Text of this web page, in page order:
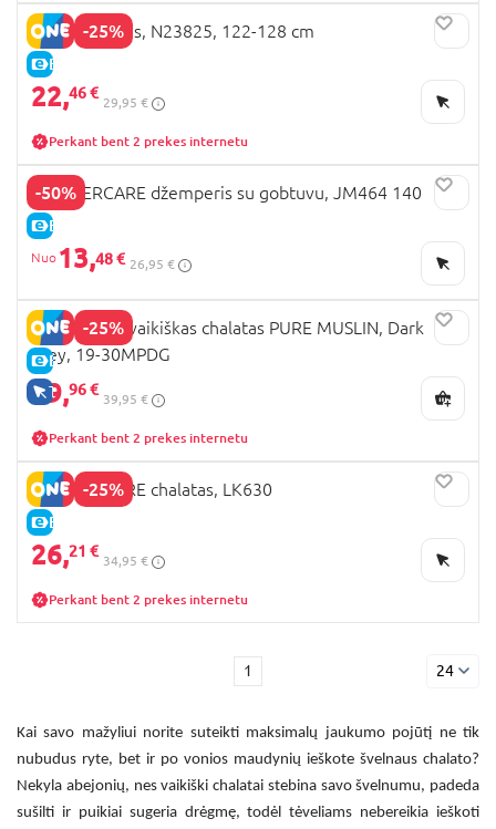
-25%
E-KAINA
NEXT chalatas, N23825, 122-128 cm
22,46 €
29,95 €
Perkant bent 2 prekes internetu
-50%
E-KAINA
MOTHERCARE džemperis su gobtuvu, JM464 140
13,48 € 26,95 €
-25%
E-KAINA
TIK INTERNETU
MARKLAND vaikiškas chalatas PURE MUSLIN, Dark
grey, 19-30MPDG
29,96 €
39,95 €
Perkant bent 2 prekes internetu
-25%
E-KAINA
MOTHERCARE chalatas, LK630
26,21 €
34,95 €
Perkant bent 2 prekes internetu
1 24
Kai savo mažyliui norite suteikti maksimalų jaukumo pojūtį ne tik
nubudus ryte, bet ir po vonios maudynių ieškote švelnaus chalato?
Nekyla abejonių, nesvaikiški chalatai stebina savo švelnumu, padeda
sušilti ir puikiai sugeria drėgmę, todėl tėveliams nebereikia ieškoti